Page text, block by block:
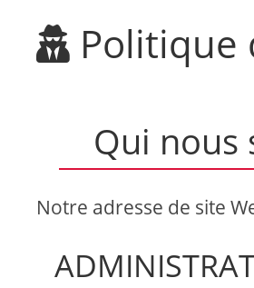
Politique
Qui nous
Notre adresse de site